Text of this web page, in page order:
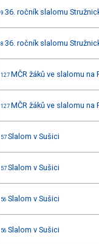
9 36. ročník slalomu
8 36. ročník slalomu
127 MČR žáků ve slalomu na
127 MČR žáků ve slalomu na
57 Slalom v Sušici
57 Slalom v Sušici
56 Slalom v Sušici
56 Slalom v Sušici